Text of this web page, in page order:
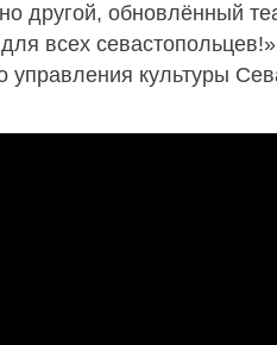
другой, обновлённый
всех
управления культуры